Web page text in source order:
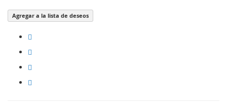
Agregar a la lista de deseos